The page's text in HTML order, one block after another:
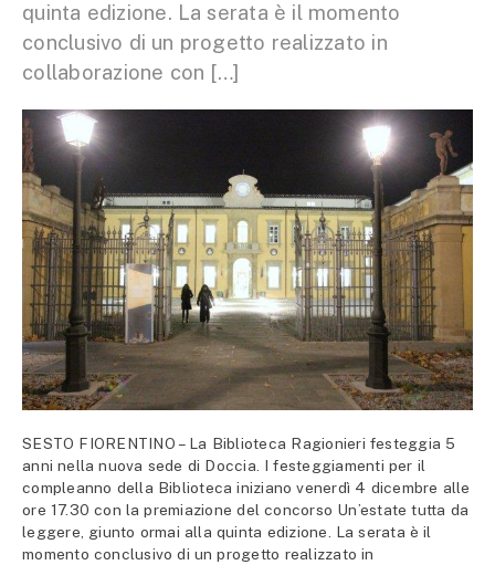
quinta edizione. La serata è il momento
conclusivo di un progetto realizzato in
collaborazione con […]
SESTO FIORENTINO – La Biblioteca Ragionieri festeggia 5
anni nella nuova sede di Doccia. I festeggiamenti per il
compleanno della Biblioteca iniziano venerdì 4 dicembre alle
ore 17.30 con la premiazione del concorso Un’estate tutta da
leggere, giunto ormai alla quinta edizione. La serata è il
momento conclusivo di un progetto realizzato in